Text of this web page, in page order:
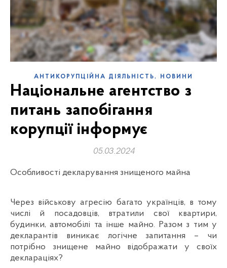
АНТИКОРУПЦІЙНА ДІЯЛЬНІСТЬ, НОВИНИ
Національне агентство з
питань запобігання
корупції інформує
05.03.2024
Особливості декларування знищеного майна
Через військову агресію багато українців, в тому
числі й посадовців, втратили свої квартири,
будинки, автомобілі та інше майно. Разом з тим у
декларантів виникає логічне запитання – чи
потрібно знищене майно відображати у своїх
деклараціях?